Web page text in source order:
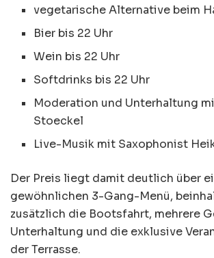
vegetarische Alternative beim
Bier bis 22 Uhr
Wein bis 22 Uhr
Softdrinks bis 22 Uhr
Moderation und Unterhaltung
Stoeckel
Live-Musik mit Saxophonist
Der Preis liegt damit deutlich über
gewöhnlichen 3-Gang-Menü,
zusätzlich die Bootsfahrt, mehrere
Unterhaltung und die exklusive
der Terrasse.